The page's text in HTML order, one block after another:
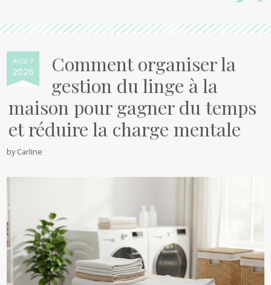
Août 7
2026
Comment organiser la
gestion du linge à la
maison pour gagner du temps
et réduire la charge mentale
byCarline